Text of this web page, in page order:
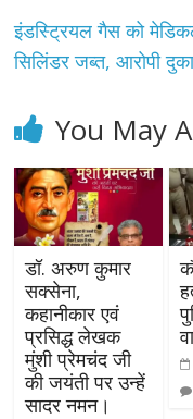
इंडस्ट्रियल गैस को
सिलिंडर जब्त, आरोपी
You May
डॉ. अरुण कुमार
सक्सेना,
कहानीकार एवं
प्रसिद्ध लेखक
मुंशी प्रेमचंद जी
की जयंती पर उन्हें
सादर नमन।